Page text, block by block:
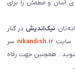
آسان و مطمئن را برای
نیک‌اندیش در کنار
سایت nikandish.ir سر
. همچنین جهت رفاه